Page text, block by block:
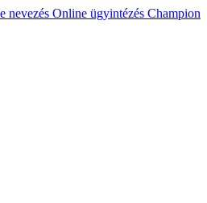
nevezés Online ügyintézés Champion